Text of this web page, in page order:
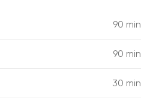
90 min
90 min
30 min